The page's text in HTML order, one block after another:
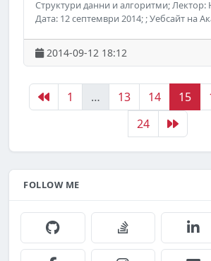
Структури данни и алгоритми; Лектор:
Дата: 12 септември 2014; ; Уебсайт на
предстоящи безплатни обучения на
Телерик във Facebook:
2014-09-12 18:12
1 … 13 14 15
24
FOLLOW ME